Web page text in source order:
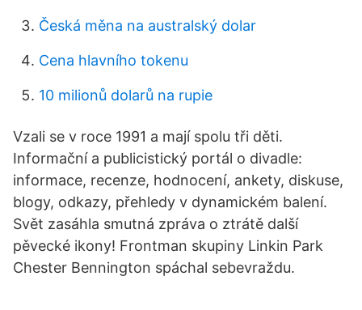
Česká měna na australský dolar
Cena hlavního tokenu
10 milionů dolarů na rupie
Vzali se v roce 1991 a mají spolu tři děti.
Informační a publicistický portál o divadle:
informace, recenze, hodnocení, ankety, diskuse,
blogy, odkazy, přehledy v dynamickém balení.
Svět zasáhla smutná zpráva o ztrátě další
pěvecké ikony! Frontman skupiny Linkin Park
Chester Bennington spáchal sebevraždu.